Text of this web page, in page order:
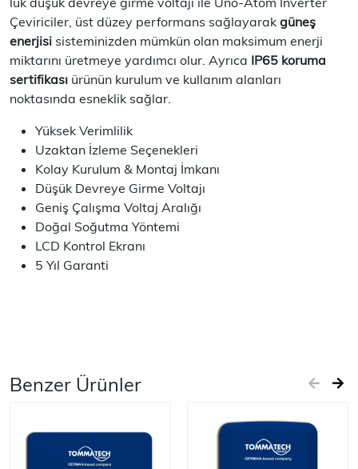
Çeviriciler, üst düzey performans sağlayarak güneş
enerjisi sisteminizden mümkün olan maksimum enerji
miktarını üretmeye yardımcı olur. Ayrıca IP65 koruma
sertifikası ürünün kurulum ve kullanım alanları
noktasında esneklik sağlar.
Yüksek Verimlilik
Uzaktan İzleme Seçenekleri
Kolay Kurulum & Montaj İmkanı
Düşük Devreye Girme Voltajı
Geniş Çalışma Voltaj Aralığı
Doğal Soğutma Yöntemi
LCD Kontrol Ekranı
5 Yıl Garanti
Benzer Ürünler